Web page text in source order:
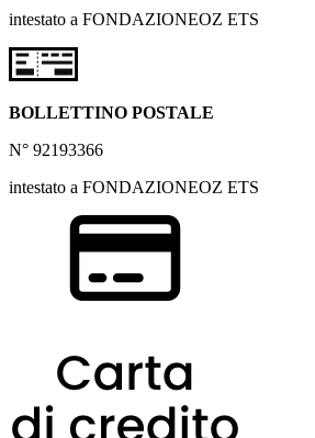
intestato a FONDAZIONEOZ ETS
BOLLETTINO POSTALE
N° 92193366
intestato a FONDAZIONEOZ ETS